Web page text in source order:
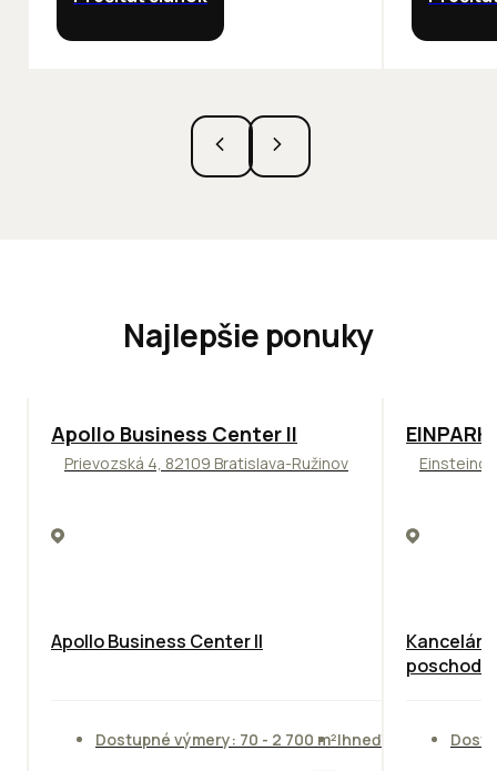
Najlepšie ponuky
TOP NOVINKA ODPORÚČAME
Apollo Business Center II
Prievozská 4, 82109 Bratislava-Ružinov
Apollo Business Center II
Dostupné výmery: 70 - 2 700 m²Ihneď
TOP
poschodie